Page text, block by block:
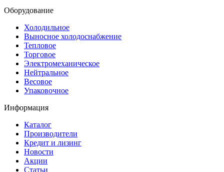
Оборудование
Холодильное
Выносное холодоснабжение
Тепловое
Торговое
Электромеханическое
Нейтральное
Весовое
Упаковочное
Информация
Каталог
Производители
Кредит и лизинг
Новости
Акции
Статьи